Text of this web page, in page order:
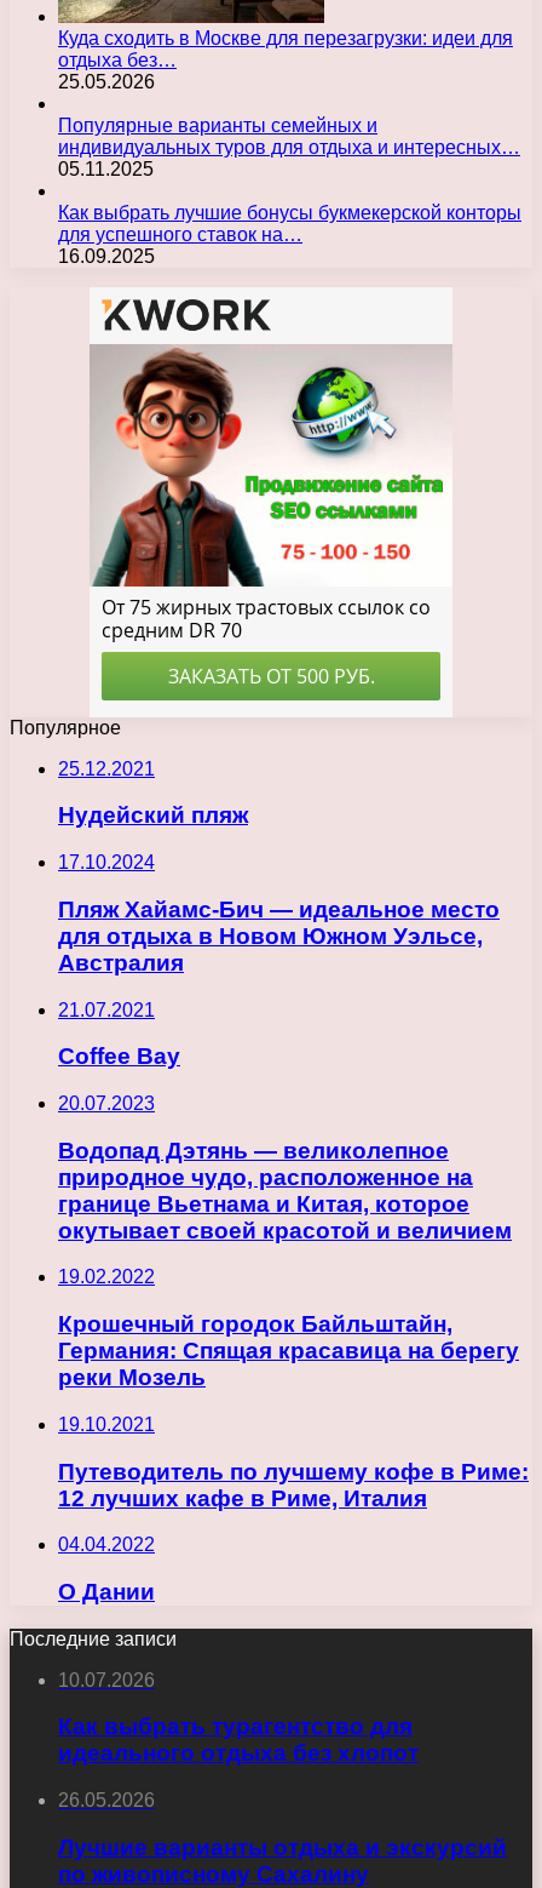
Куда сходить в Москве для перезагрузки: идеи для
отдыха без…
25.05.2026
Популярные варианты семейных и
индивидуальных туров для отдыха и интересных…
05.11.2025
Как выбрать лучшие бонусы букмекерской конторы
для успешного ставок на…
16.09.2025
Популярное
25.12.2021
Нудейский пляж
17.10.2024
Пляж Хайамс-Бич — идеальное место
для отдыха в Новом Южном Уэльсе,
Австралия
21.07.2021
Coffee Bay
20.07.2023
Водопад Дэтянь — великолепное
природное чудо, расположенное на
границе Вьетнама и Китая, которое
окутывает своей красотой и величием
19.02.2022
Крошечный городок Байльштайн,
Германия: Спящая красавица на берегу
реки Мозель
19.10.2021
Путеводитель по лучшему кофе в Риме:
12 лучших кафе в Риме, Италия
04.04.2022
О Дании
Последние записи
10.07.2026
Как выбрать турагентство для
идеального отдыха без хлопот
26.05.2026
Лучшие варианты отдыха и экскурсий
по живописному Сахалину